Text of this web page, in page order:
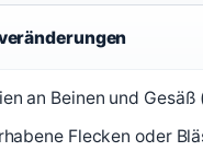
an Beinen und Gesäß
Flecken oder